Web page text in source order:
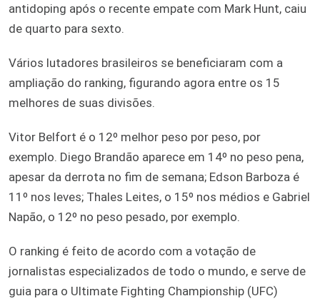
antidoping após o recente empate com Mark Hunt, caiu
de quarto para sexto.
Vários lutadores brasileiros se beneficiaram com a
ampliação do ranking, figurando agora entre os 15
melhores de suas divisões.
Vitor Belfort é o 12º melhor peso por peso, por
exemplo. Diego Brandão aparece em 14º no peso pena,
apesar da derrota no fim de semana; Edson Barboza é
11º nos leves; Thales Leites, o 15º nos médios e Gabriel
Napão, o 12º no peso pesado, por exemplo.
O ranking é feito de acordo com a votação de
jornalistas especializados de todo o mundo, e serve de
guia para o Ultimate Fighting Championship (UFC)